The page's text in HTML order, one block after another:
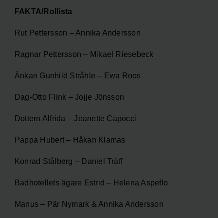
FAKTA/Rollista
Rut Pettersson – Annika Andersson
Ragnar Pettersson – Mikael Riesebeck
Änkan Gunhild Stråhle – Ewa Roos
Dag-Otto Flink – Jojje Jönsson
Dottern Alfrida – Jeanette Capocci
Pappa Hubert – Håkan Klamas
Konrad Stålberg – Daniel Träff
Badhotellets ägare Estrid – Helena Aspeflo
Manus – Pär Nymark & Annika Andersson